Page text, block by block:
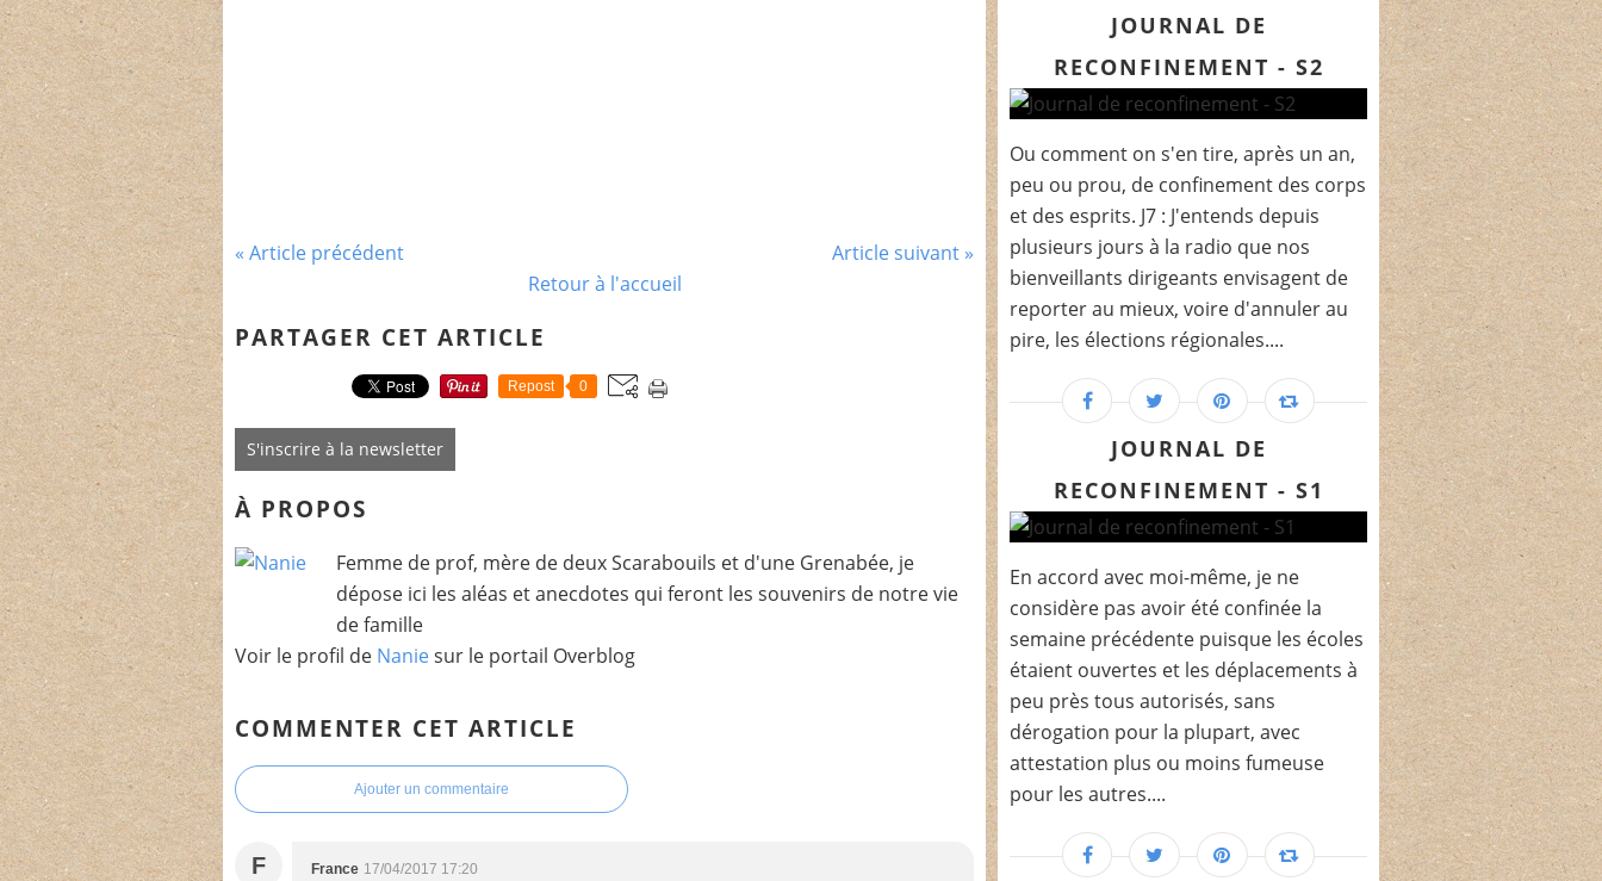
« Article précédent
Article suivant »
Retour à l'accueil
PARTAGER CET ARTICLE
Repost 0
S'inscrire à la newsletter
À PROPOS
Femme de prof, mère de deux Scarabouils et d'une Grenabée, je
dépose ici les aléas et anecdotes qui feront les souvenirs de notre vie
de famille
Voir le profil de Naniesur le portail Overblog
COMMENTER CET ARTICLE
Ajouter un commentaire
F France 17/04/2017 17:20
JOURNAL DE
RECONFINEMENT - S2
Ou comment on s'en tire, après un an,
peu ou prou, de confinement des corps
et des esprits. J7 : J'entends depuis
plusieurs jours à la radio que nos
bienveillants dirigeants envisagent de
reporter au mieux, voire d'annuler au
pire, les élections régionales....
JOURNAL DE
RECONFINEMENT - S1
En accord avec moi-même, je ne
considère pas avoir été confinée la
semaine précédente puisque les écoles
étaient ouvertes et les déplacements à
peu près tous autorisés, sans
dérogation pour la plupart, avec
attestation plus ou moins fumeuse
pour les autres....